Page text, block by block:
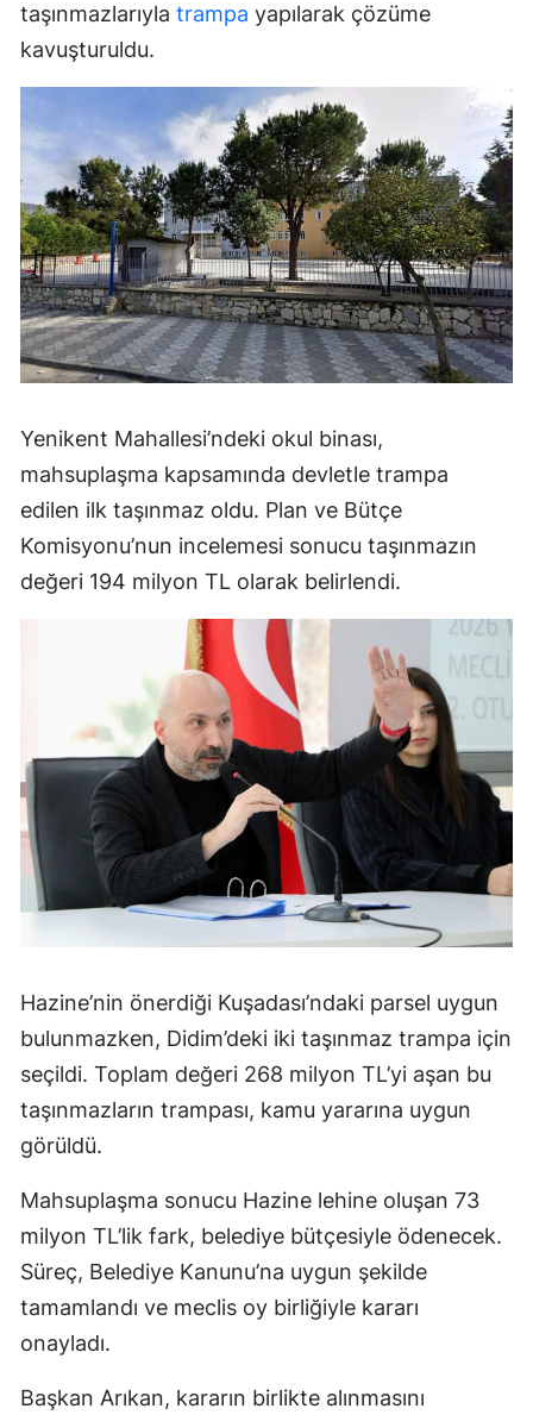
taşınmazlarıyla trampa yapılarak çözüme
kavuşturuldu.
Yenikent Mahallesi’ndeki okul binası,
mahsuplaşma kapsamında devletle trampa
edilen ilk taşınmaz oldu. Plan ve Bütçe
Komisyonu’nun incelemesi sonucu taşınmazın
değeri 194 milyon TL olarak belirlendi.
Hazine’nin önerdiği Kuşadası’ndaki parsel uygun
bulunmazken, Didim’deki iki taşınmaz trampa için
seçildi. Toplam değeri 268 milyon TL’yi aşan bu
taşınmazların trampası, kamu yararına uygun
görüldü.
Mahsuplaşma sonucu Hazine lehine oluşan 73
milyon TL’lik fark, belediye bütçesiyle ödenecek.
Süreç, Belediye Kanunu’na uygun şekilde
tamamlandı ve meclis oy birliğiyle kararı
onayladı.
Başkan Arıkan, kararın birlikte alınmasını